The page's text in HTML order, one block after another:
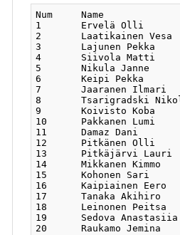
Num 	Name 	            Rank    Co	Club 	NbW 	R 1 	R 2 	R 3 	R 4 	R 5 	R 6 	MMS	SOS	SOSOS
1 	Ervelä Olli	    4D	    Fi	Kanp	6	10+/w0	2+/b0	3+/b0	6+/w0	4+/w0	5+/w0	35	191	1154
2 	Laatikainen Vesa    5D	    FI	EGo	5	5+/b0	1-/w0	4+/b0	3+/w0	6+/w0	7+/b0	34	193	1155
3 	Lajunen Pekka	    2D	    FI	HGK	3	6+/w0	4+/b0	1-/w0	2-/b0	5-/w0	11+/b0	32	194	1149
4 	Siivola Matti	    5D	    FI	HGK	3	8+/b0	3-/w0	2-/w0	7+/w0	1-/b0	6+/b0	32	194	1145
5 	Nikula Janne	    2D	    FI	Ylig	3	2-/w0	6-/b0	8+/w0	11+/w0	3+/b0	1-/b0	32	193	1140
6 	Keipi Pekka	    2D	    FI	Ylig	2	3-/b0	5+/w0	7+/w0	1-/b0	2-/b0	4-/w0	31	196	1152
7 	Jaaranen Ilmari	    2K	    FI	Ylig	3	14+/w0	8+/w0	6-/b0	4-/b0	10+/b0	2-/w0	31	187	1121
8 	Tsarigradski Nikola 1D	    FI	Haya	2	4-/w0	7-/b0	5-/b0	12+/w0	9+/w0	0=	31	184	1103
9 	Koivisto Koba	    3K	    FI	Ylig	4	13-/w0	14+/b0	11+/b0	10+/w0	8-/b0	12+/w0	31	178	1071
10 	Pakkanen Lumi	    2K	    FI	Haya	2	1-/b0	11-/w0	12+/w0	9-/b0	7-/w0	17+/b0	30	184	1083
11 	Damaz Dani	    3K		13Ma	3	12+/w0	10+/b0	9-/w0	5-/b0	16+/b0	3-/w0	30	182	1095
12 	Pitkänen Olli	    3K	    FI	Ylig	2	11-/b0	15+/w0	10-/b0	8-/b0	18+/w0	9-/b0	29	177	1065
13 	Pitkäjärvi Lauri    5K	    FI	Kanp	4	9+/b0	16+/w0	15-/w0	19+/w5	17-/b0	20+/w9	29	174	938
14 	Mikkanen Kimmo	    3K	    FI		0	7-/b0	9-/w0	0=	0=	0=	0=	29	170	1013
15 	Kohonen Sari	    5K	    FI	EGo	4	18+/w0	12-/b0	13+/b0	16-/b0	20+/w9	19+/w5	29	170	940
16 	Kaipiainen Eero	    5K	    FI	eGo	3	17+/b0	13-/b0	19+/w5	15+/w0	11-/w0	0=	28	169	984
17 	Tanaka Akihiro	    5K		Ylig	3	16-/w0	20+/w9	0=	18+/b0	13+/w0	10-/w0	28	168	957
18 	Leinonen Peitsa	    6K	    FI	Kanp	2	15-/b0	19-/w4	20+/w9	17-/w0	12-/b0	0+	26	167	912
19 	Sedova Anastasiia   12K	    FI	Ylig	3	20+/w6	18+/b4	16-/b5	13-/b5	0+	15-/b5	23	140	913